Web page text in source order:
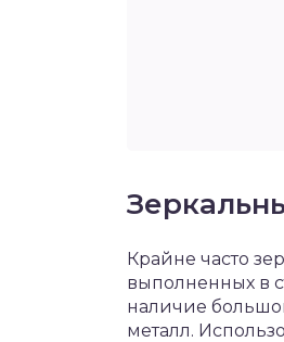
Крайне часто
выполненных в
наличие
металл.